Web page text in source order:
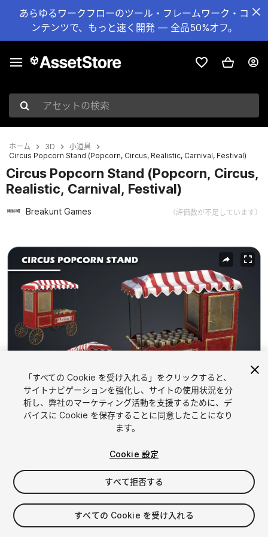
あらゆるワークフローのツール・フレームワーク・コ
ンテンツで、もっと速く開発 — 全品50%オフ。
アセットの検索
ホーム 3D
小道具
Circus Popcorn Stand (Popcorn, Circus, Realistic, Carnival, Festival)
Circus Popcorn Stand (Popcorn, Circus,
Realistic, Carnival, Festival)
Breakunt Games （評価数が不足しています）
現在のスライド：1 / 11
1/11
$6.99
消費税は決済時に計算されます
「すべての Cookie を受け入れる」をクリックすると、
サイトナビゲーションを強化し、サイトの使用状況を分
析し、弊社のマーケティング活動を支援するために、デ
バイスに Cookie を保存することに同意したことになり
ます。
Cookie 設定
すべて拒否する
すべての Cookie を受け入れる